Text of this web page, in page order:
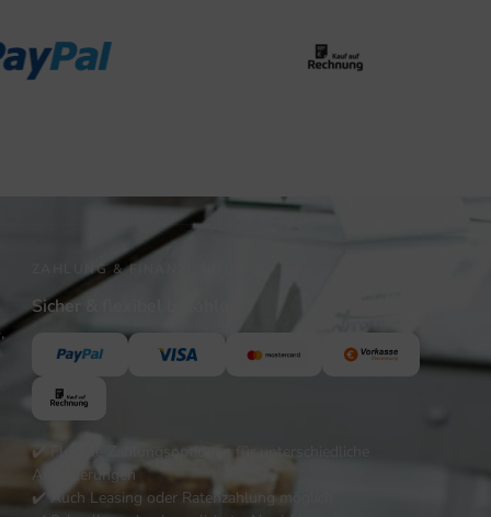
ZAHLUNG & FINANZIERUNG
Sicher & flexibel bezahlen
✔️ Flexible Zahlungsoptionen für unterschiedliche
Anforderungen
✔️ Auch Leasing oder Ratenzahlung möglich